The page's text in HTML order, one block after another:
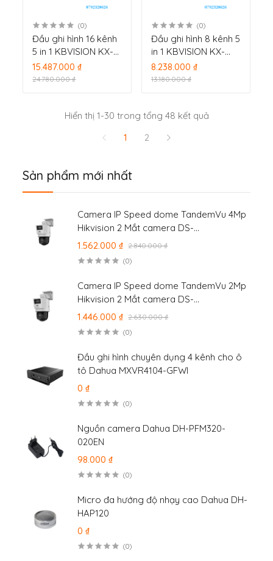
Sản phẩm mới nhất
Camera IP Speed dome TandemVu 4Mp
Hikvision 2 Mắt camera DS-
2SE2C400MWG-E/14
1.562.000 ₫ 2.840.000 ₫
(0)
Camera IP Speed dome TandemVu 2Mp
Hikvision 2 Mắt camera DS-
2SE2C200MWG-E/12
1.446.000 ₫ 2.630.000 ₫
(0)
Đầu ghi hình chuyên dụng 4 kênh cho ô
tô Dahua MXVR4104-GFWI
0 ₫
(0)
Nguồn camera Dahua DH-PFM320-
020EN
98.000 ₫
(0)
Micro đa hướng độ nhạy cao Dahua DH-
HAP120
0 ₫
(0)
(0)
Đầu ghi hình 16 kênh
5 in 1 KBVISION KX-
E4K8116-D
15.487.000 ₫
24.780.000 ₫
(0)
Đầu ghi hình 8 kênh 5
in 1 KBVISION KX-
E4K8108-D
8.238.000 ₫
13.180.000 ₫
Hiển thị 1-30 trong tổng 48 kết quả
1
2